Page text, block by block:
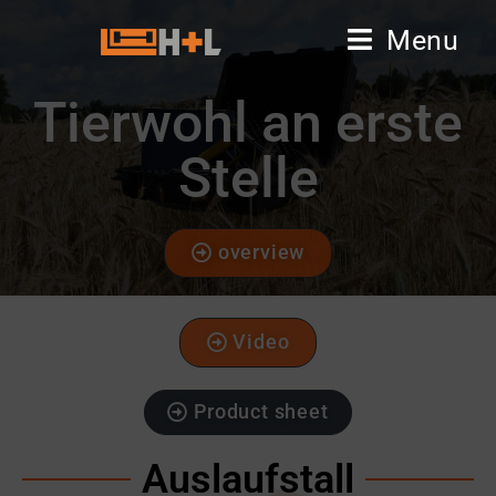
Menu
Tierwohl an erste
Stelle
overview
Video
Product sheet
Auslaufstall